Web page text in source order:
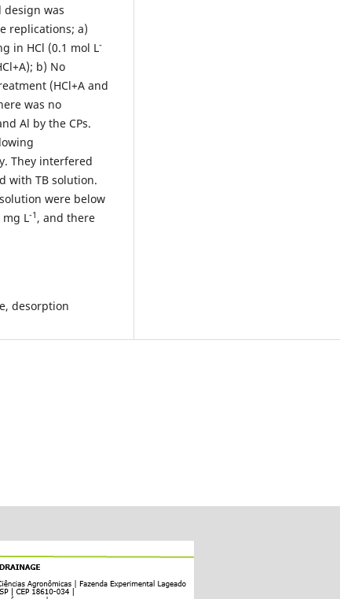
was
replications; a)
in HCl (0.1 mol L-
b) No
(HCl+A and
was no
Al by the CPs.
They interfered
with TB solution.
were below
L-1 , and there
desorption